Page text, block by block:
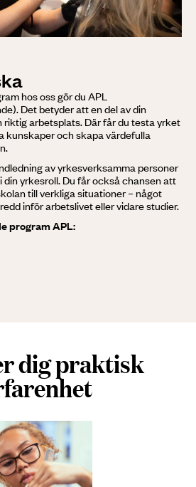
hos oss gör du APL
Det betyder att en del av din
riktig arbetsplats. Där får du testa yrket
kunskaper och skapa värdefulla
av yrkesverksamma personer
din yrkesroll. Du får också chansen att
till verkliga situationer – något
inför arbetslivet eller vidare studier.
program APL:
dig praktisk